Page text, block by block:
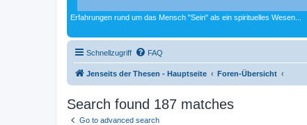
Erfahrungen rund um das Mensch "Sein" als ein spirituelles Wesen...
Schnellzugriff FAQ
Jenseits der Thesen - Hauptseite Foren-Übersicht
Search found 187 matches
Go to advanced search